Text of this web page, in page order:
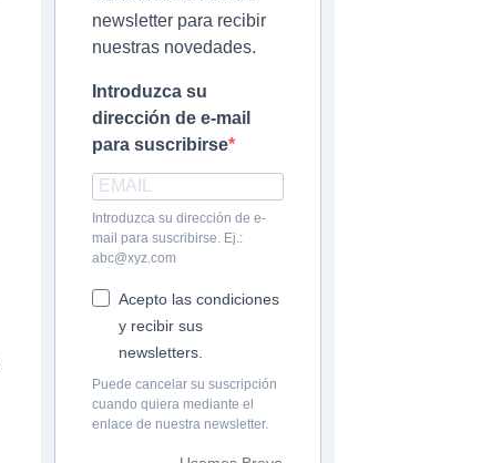
newsletter para recibir
nuestras novedades.
Introduzca su
dirección de e-mail
para suscribirse
Introduzca su dirección de e-
mail para suscribirse. Ej.:
abc@xyz.com
Acepto las condiciones
y recibir sus
newsletters.
Puede cancelar su suscripción
cuando quiera mediante el
enlace de nuestra newsletter.